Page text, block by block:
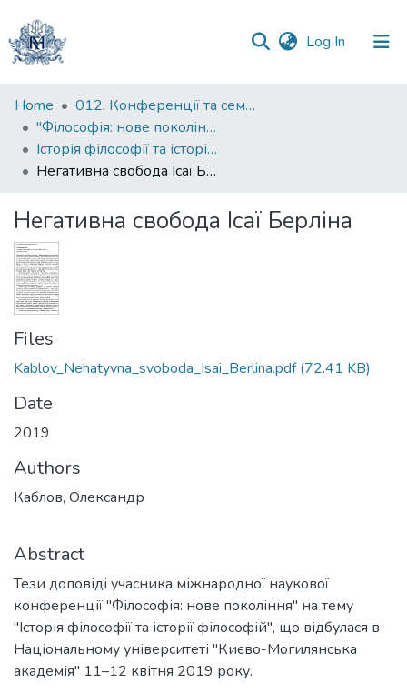
Log In (current)
Communities
&
Collections
Statistics
Home
012. Конференції та семінари НаУКМА
"Філософія: нове покоління" : міжнародна наукова конференція
Історія філософії та історії філософій
Негативна свобода Ісаї Берліна
Негативна свобода Ісаї Берліна
Files
Kablov_Nehatyvna_svoboda_Isai_Berlina.pdf(72.41 KB)
Date
2019
Authors
Каблов, Олександр
Abstract
Тези доповіді учасника міжнародної наукової
конференції "Філософія: нове покоління" на тему
"Історія філософії та історії філософій", що відбулася в
Національному університеті "Києво-Могилянська
академія" 11–12 квітня 2019 року.